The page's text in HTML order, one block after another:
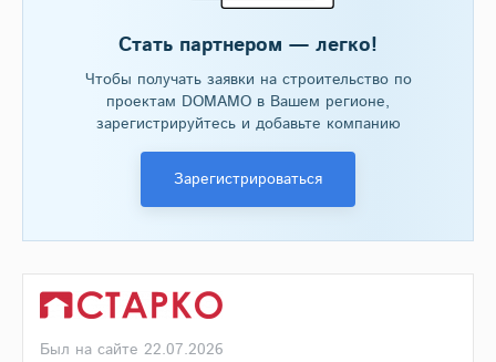
Стать партнером — легко!
Чтобы получать заявки на строительство по
проектам DOMAMO в Вашем регионе,
зарегистрируйтесь и добавьте компанию
Зарегистрироваться
Был на сайте 22.07.2026